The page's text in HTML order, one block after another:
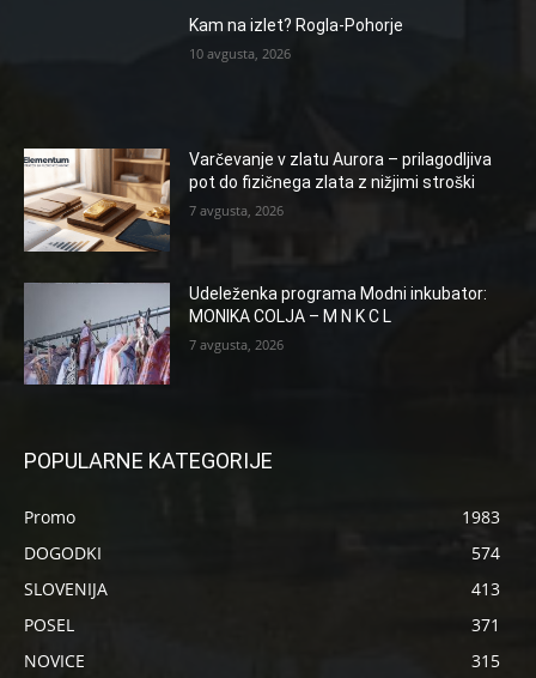
Kam na izlet? Rogla-Pohorje
10 avgusta, 2026
Varčevanje v zlatu Aurora – prilagodljiva
pot do fizičnega zlata z nižjimi stroški
7 avgusta, 2026
Udeleženka programa Modni inkubator:
MONIKA COLJA – M N K C L
7 avgusta, 2026
POPULARNE KATEGORIJE
Promo
1983
DOGODKI
574
SLOVENIJA
413
POSEL
371
NOVICE
315